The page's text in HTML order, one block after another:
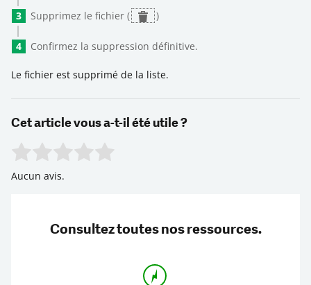
Supprimez le fichier ( )
Confirmez la suppression définitive.
Le fichier est supprimé de la liste.
Cet article vous a-t-il été utile ?
Rate this item:
Submit Rating
Aucun avis.
Consultez toutes nos ressources.